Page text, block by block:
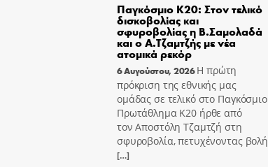
Παγκόσμιο Κ20: Στον τελικό
δισκοβολίας και
σφυροβολίας η Β.Σαμολαδά
και ο Α.Τζαμτζής με νέα
ατομικά ρεκόρ
6 Αυγούστου, 2026Η πρώτη
πρόκριση της εθνικής μας
ομάδας σε τελικό στο Παγκόσμιο
Πρωτάθλημα Κ20 ήρθε από
τον Αποστόλη Τζαμτζή στη
σφυροβολία, πετυχένοντας βολή
[…]